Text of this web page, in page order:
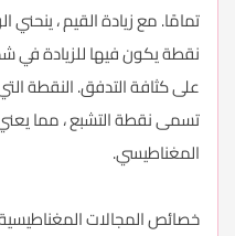
تمامًا. مع زيادة القيم ، ينحني
نقطة يكون فيها للزيادة في
تسمى نقطة التشبع ، مما
المغناطيسي.
خصائص المجالات